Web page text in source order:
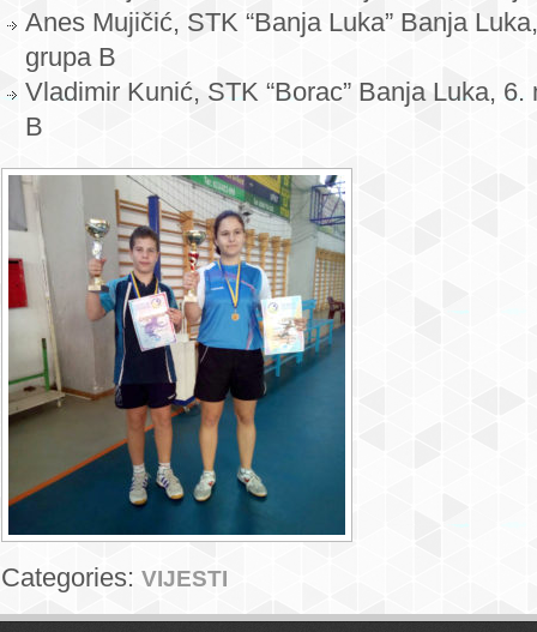
Anes Mujičić, STK “Banja Luka” Banja
grupa B
Vladimir Kunić, STK “Borac” Banja Luka,
B
Categories: VIJESTI